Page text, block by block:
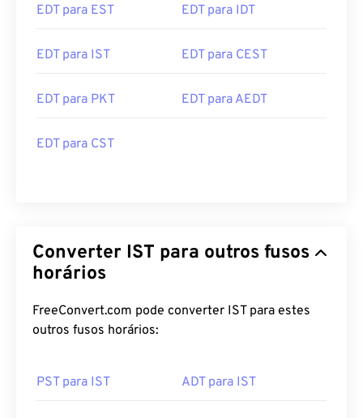
EDT para EST EDT para IDT
EDT para IST EDT para CEST
EDT para PKT EDT para AEDT
EDT para CST
Converter IST para outros fusos
horários
FreeConvert.com pode converter IST para estes
outros fusos horários:
PST para IST ADT para IST